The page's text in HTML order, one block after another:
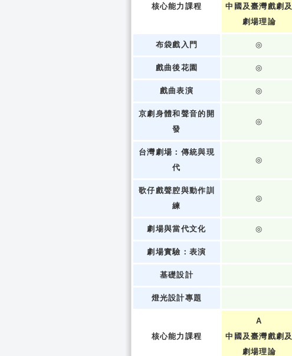
核心能力課程
中國及臺灣戲劇及
劇場理論
布袋戲入門 ◎
戲曲後花園 ◎
戲曲表演 ◎
京劇身體和聲音的開
發
◎
台灣劇場：傳統與現
代
◎
歌仔戲聲腔與動作訓
練
◎
劇場與當代文化 ◎
劇場實驗：表演
基礎設計
燈光設計專題
核心能力課程
A
中國及臺灣戲劇及
劇場理論